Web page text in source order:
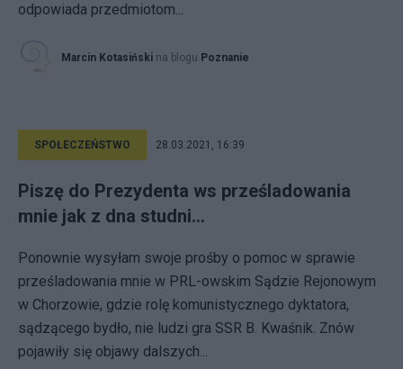
odpowiada przedmiotom...
Marcin Kotasiński na blogu Poznanie
SPOŁECZEŃSTWO 28.03.2021, 16:39
Piszę do Prezydenta ws prześladowania
mnie jak z dna studni...
Ponownie wysyłam swoje prośby o pomoc w sprawie
prześladowania mnie w PRL-owskim Sądzie Rejonowym
w Chorzowie, gdzie rolę komunistycznego dyktatora,
sądzącego bydło, nie ludzi gra SSR B. Kwaśnik. Znów
pojawiły się objawy dalszych...